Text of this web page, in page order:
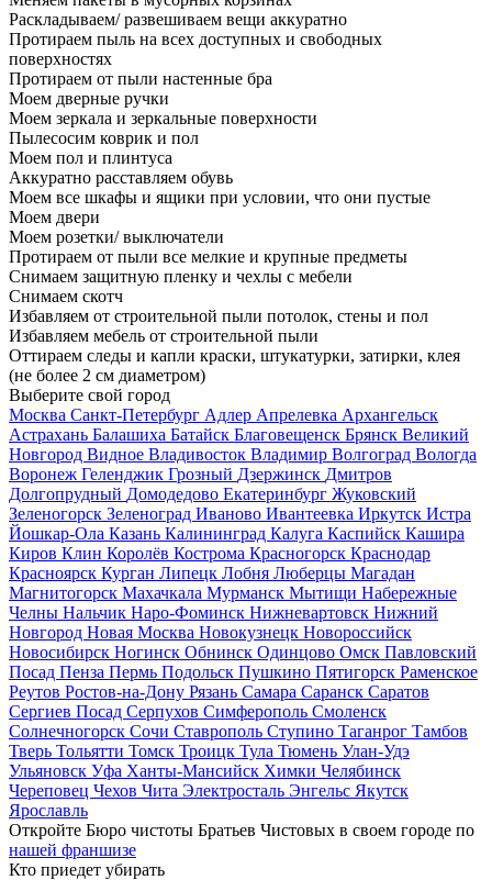
Раскладываем/ развешиваем вещи аккуратно
Протираем пыль на всех доступных и свободных
поверхностях
Протираем от пыли настенные бра
Моем дверные ручки
Моем зеркала и зеркальные поверхности
Пылесосим коврик и пол
Моем пол и плинтуса
Аккуратно расставляем обувь
Моем все шкафы и ящики при условии, что они пустые
Моем двери
Моем розетки/ выключатели
Протираем от пыли все мелкие и крупные предметы
Снимаем защитную пленку и чехлы с мебели
Снимаем скотч
Избавляем от строительной пыли потолок, стены и пол
Избавляем мебель от строительной пыли
Оттираем следы и капли краски, штукатурки, затирки, клея
(не более 2 см диаметром)
Выберите свой город
Москва Санкт-Петербург Адлер Апрелевка Архангельск
Астрахань Балашиха Батайск Благовещенск Брянск Великий
Новгород Видное Владивосток Владимир Волгоград Вологда
Воронеж Геленджик Грозный Дзержинск Дмитров
Долгопрудный Домодедово Екатеринбург Жуковский
Зеленогорск Зеленоград Иваново Ивантеевка Иркутск Истра
Йошкар-Ола Казань Калининград Калуга Каспийск Кашира
Киров Клин Королёв Кострома Красногорск Краснодар
Красноярск Курган Липецк Лобня Люберцы Магадан
Магнитогорск Махачкала Мурманск Мытищи Набережные
Челны Нальчик Наро-Фоминск Нижневартовск Нижний
Новгород Новая Москва Новокузнецк Новороссийск
Новосибирск Ногинск Обнинск Одинцово Омск Павловский
Посад Пенза Пермь Подольск Пушкино Пятигорск Раменское
Реутов Ростов-на-Дону Рязань Самара Саранск Саратов
Сергиев Посад Серпухов Симферополь Смоленск
Солнечногорск Сочи Ставрополь Ступино Таганрог Тамбов
Тверь Тольятти Томск Троицк Тула Тюмень Улан-Удэ
Ульяновск Уфа Ханты-Мансийск Химки Челябинск
Череповец Чехов Чита Электросталь Энгельс Якутск
Ярославль
Откройте Бюро чистоты Братьев Чистовых в своем городе по
нашей франшизе
Кто приедет убирать